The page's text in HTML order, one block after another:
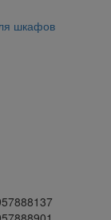
шкафов